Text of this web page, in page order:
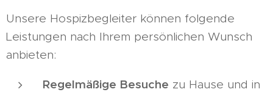
Unsere Hospizbegleiter können folgende
Leistungen nach Ihrem persönlichen Wunsch
anbieten:
Regelmäßige Besuche zu Hause und in